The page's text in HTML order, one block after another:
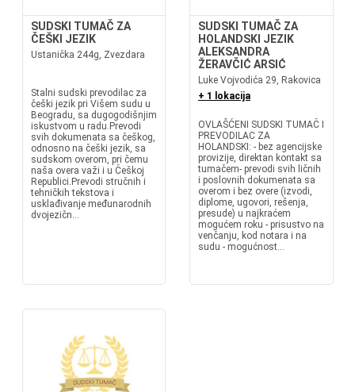
SUDSKI TUMAČ ZA
ČEŠKI JEZIK
Ustanička 244g, Zvezdara
Stalni sudski prevodilac za
češki jezik pri Višem sudu u
Beogradu, sa dugogodišnjim
iskustvom u radu.Prevodi
svih dokumenata sa češkog,
odnosno na češki jezik, sa
sudskom overom, pri čemu
naša overa važi i u Češkoj
Republici.Prevodi stručnih i
tehničkih tekstova i
usklađivanje međunarodnih
dvojezičn...
SUDSKI TUMAČ ZA
HOLANDSKI JEZIK
ALEKSANDRA
ŽERAVČIĆ ARSIĆ
Luke Vojvodića 29, Rakovica
+ 1 lokacija
OVLAŠĆENI SUDSKI TUMAČ I
PREVODILAC ZA
HOLANDSKI: - bez agencijske
provizije, direktan kontakt sa
tumačem- prevodi svih ličnih
i poslovnih dokumenata sa
overom i bez overe (izvodi,
diplome, ugovori, rešenja,
presude) u najkraćem
mogućem roku - prisustvo na
venčanju, kod notara i na
sudu - mogućnost...